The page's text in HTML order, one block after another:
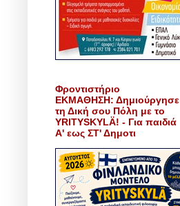
Φροντιστήριο
ΕΚΜΑΘΗΣΗ: Δημιούργησε
τη Δική σου Πόλη με το
YRITYSKYLÄ! - Για παιδιά
Α' εως ΣΤ' Δημοτι